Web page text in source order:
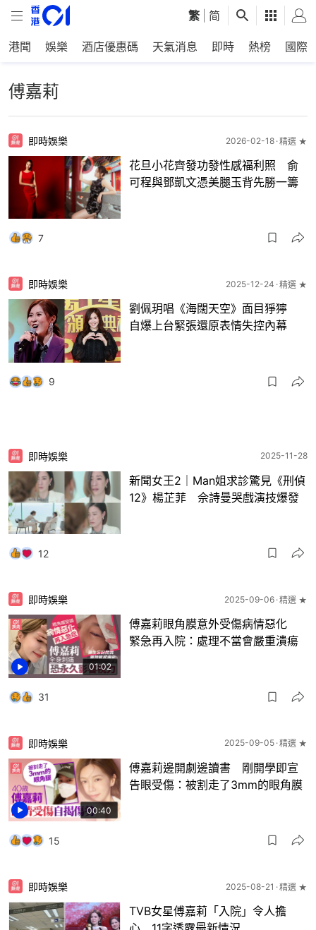
繁 简
港聞 娛樂 酒店優惠碼 天氣消息 即時 熱榜 國際
傅嘉莉
即時娛樂 2026-02-18 精選 ★
花旦小花齊發功發性感福利照 俞
可程與鄧凱文憑美腿玉背先勝一籌
7
即時娛樂 2025-12-24 精選 ★
劉佩玥唱《海闊天空》面目猙獰
自爆上台緊張還原表情失控內幕
9
即時娛樂 2025-11-28
新聞女王2｜Man姐求診驚見《刑偵
12》楊芷菲 佘詩曼哭戲演技爆發
12
01:02
即時娛樂 2025-09-06 精選 ★
傅嘉莉眼角膜意外受傷病情惡化
緊急再入院：處理不當會嚴重潰瘍
31
00:40
即時娛樂 2025-09-05 精選 ★
傅嘉莉邊開劇邊讀書 剛開學即宣
告眼受傷：被割走了3mm的眼角膜
15
即時娛樂 2025-08-21 精選 ★
TVB女星傅嘉莉「入院」令人擔